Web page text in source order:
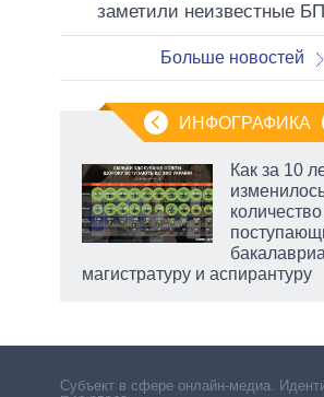
заметили неизвестные
Больше новостей
ИНФОГРАФИКА
Как за 10
количество
магистратуру и аспирантуру
Субъект в сфере онлайн-медиа.